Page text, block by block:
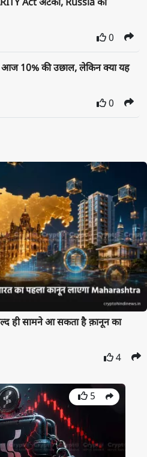
Act अटका, Russia का
0
10% की उछाल, लेकिन क्या यह
0
ही सामने आ सकता है क़ानून का
4
5